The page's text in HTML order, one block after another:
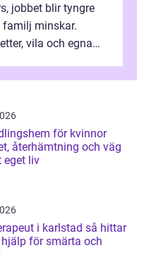
jobbet blir tyngre
minskar.
vila och egna
för kvinnor
återhämtning och väg
eget liv
i karlstad så hittar
för smärta och